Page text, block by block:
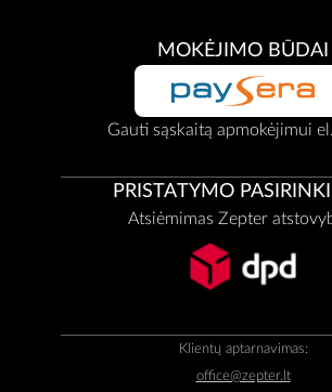
MOKĖJIMO BŪDAI
Gauti sąskaitą apmokėjimui
PRISTATYMO
Atsiėmimas Zepter
Klientų aptarnavimas:
office@zepter.lt